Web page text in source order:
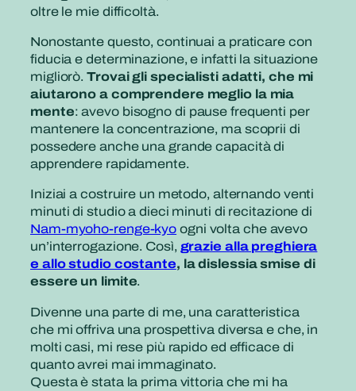
oltre le mie difficoltà.
Nonostante questo, continuai a praticare con
fiducia e determinazione, e infatti la situazione
migliorò.Trovai gli specialisti adatti, che mi
aiutarono a comprendere meglio la mia
mente: avevo bisogno di pause frequenti per
mantenere la concentrazione, ma scoprii di
possedere anche una grande capacità di
apprendere rapidamente.
Iniziai a costruire un metodo, alternando venti
minuti di studio a dieci minuti di recitazione di
Nam-myoho-renge-kyo ogni volta che avevo
un’interrogazione. Così, grazie alla preghiera
e allo studio costante, la dislessia smise di
essere un limite.
Divenne una parte di me, una caratteristica
che mi offriva una prospettiva diversa e che, in
molti casi, mi rese più rapido ed efficace di
quanto avrei mai immaginato.
Questa è stata la prima vittoria che mi ha